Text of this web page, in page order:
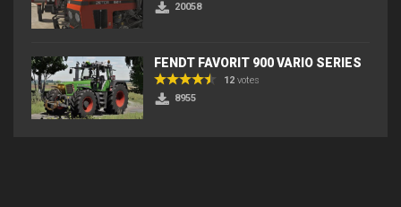
20058
FENDT FAVORIT 900 VARIO SERIES
12 votes
8955